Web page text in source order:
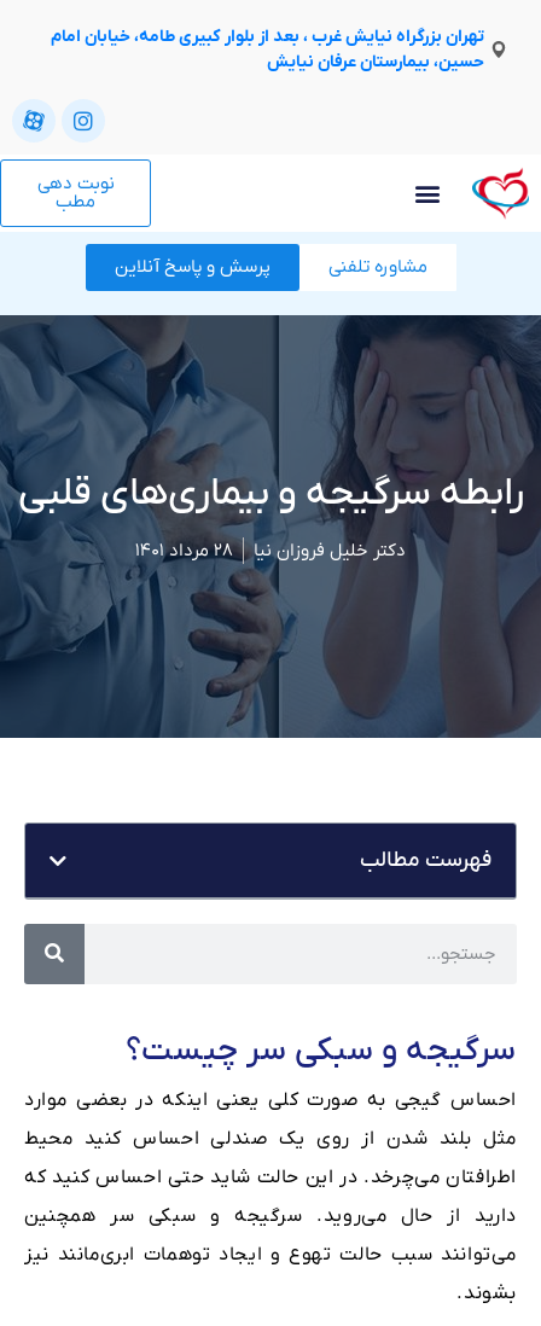
تهران بزرگراه نیایش غرب ، بعد از بلوار کبیری طامه، خیابان امام
حسین، بیمارستان عرفان نیایش
نوبت دهی
مطب
مشاوره تلفنی پرسش و پاسخ آنلاین
رابطه سرگیجه و بیماری‌های قلبی
دکتر خلیل فروزان نیا ۲۸ مرداد ۱۴۰۱
سرگیجه و سبکی سر چیست؟
احساس گیجی به صورت کلی یعنی اینکه در بعضی موارد
مثل بلند شدن از روی یک صندلی احساس کنید محیط
اطرافتان می‌چرخد. در این حالت شاید حتی احساس کنید که
دارید از حال می‌روید. سرگیجه و سبکی سر همچنین
می‌توانند سبب حالت تهوع و ایجاد توهمات ابری‌مانند نیز
بشوند.
فهرست مطالب